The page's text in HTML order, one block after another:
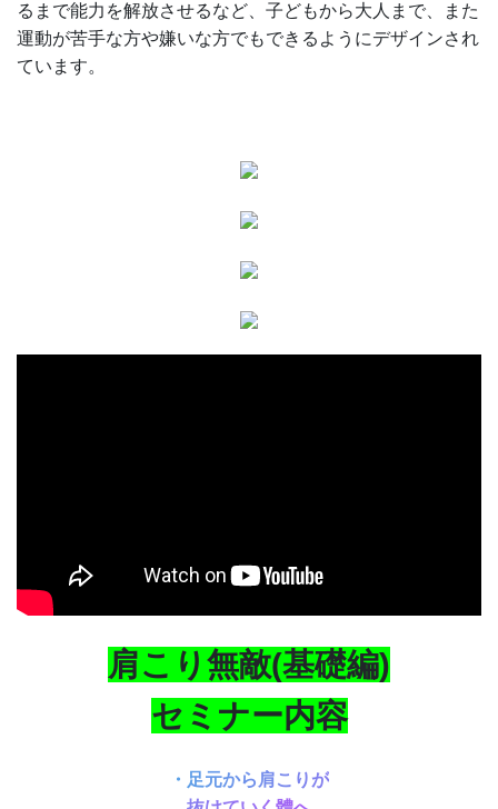
るまで能力を解放させるなど、子どもから大人まで、また
運動が苦手な方や嫌いな方でもできるようにデザインされ
ています。
肩こり無敵(基礎編)
セミナー内容
・足元から肩こりが